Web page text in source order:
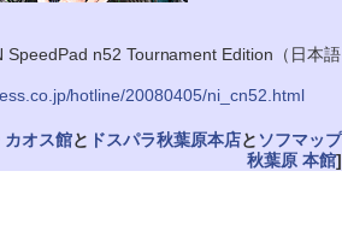
SpeedPad n52 Tournament Edition（日本語
hotline/20080405/ni_cn52.html
カオス館と ドスパラ秋葉原本店と ソフマップ
秋葉原 本館]